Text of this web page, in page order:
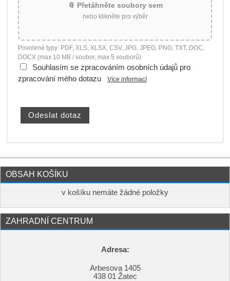
📎 Přetáhněte soubory sem
nebo klikněte pro výběr
Povolené typy: PDF, XLS, XLSX, CSV, JPG, JPEG, PNG, TXT, DOC,
DOCX (max 10 MB / soubor, max 5 souborů)
Souhlasím se zpracováním osobních údajů pro
zpracování mého dotazu
Více informací
OBSAH KOŠÍKU
v košíku nemáte žádné položky
ZAHRADNÍ CENTRUM
Adresa:
Arbesova 1405
438 01 Žatec